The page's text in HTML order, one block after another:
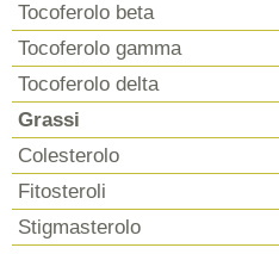
Tocoferolo beta
Tocoferolo gamma
Tocoferolo delta
Grassi
Colesterolo
Fitosteroli
Stigmasterolo